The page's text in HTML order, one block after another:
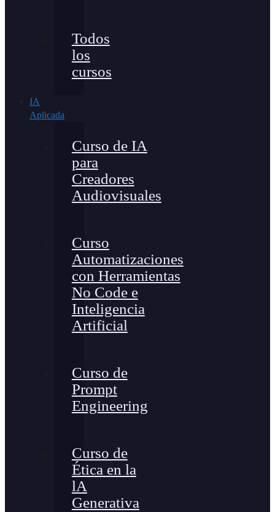
Todos
los
cursos
IA
Aplicada
Curso de IA
para
Creadores
Audiovisuales
Curso
Automatizaciones
con Herramientas
No Code e
Inteligencia
Artificial
Curso de
Prompt
Engineering
Curso de
Ética en la
lA
Generativa